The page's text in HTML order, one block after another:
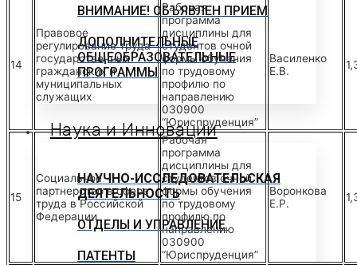
ВНИМАНИЕ! ОБЪЯВЛЕН ПРИЕМ
ДОПОЛНИТЕЛЬНЫЕ
ОБЩЕОБРАЗОВАТЕЛЬНЫЕ
ПРОГРАММЫ
Наука и Инновации
НАУЧНО-ИССЛЕДОВАТЕЛЬСКАЯ
ДЕЯТЕЛЬНОСТЬ
ОТДЕЛЫ И УПРАВЛЕНИЕ
ПАТЕНТЫ
14
Правовое
регулирование труда
государственных
гражданских и
муниципальных
служащих
Рабочая
программа
дисциплины для
студентов очной
формы обучения
по трудовому
профилю по
направлению
030900
“Юриспруденция”
Василенко
Е.В.
15
Социальное
партнерство в сфере
труда в Российской
Федерации
Рабочая
программа
дисциплины для
студентов очной
формы обучения
по трудовому
профилю по
направлению
030900
“Юриспруденция”
Воронкова
Е.Р.